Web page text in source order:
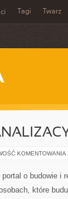
Tagi Twarz
KOMENTOWANIA
o budowie i
które